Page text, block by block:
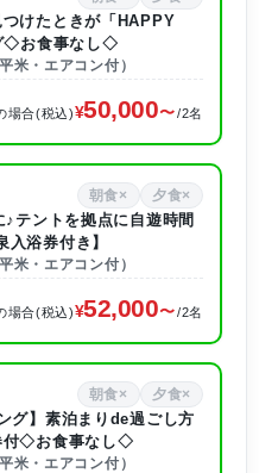
つけたときが「HAPPY
◇お食事なし◇
米・エアコン付）
場合(税込) 50,000 /2名
朝食× 夕食×
♪テントを拠点に自遊時間
浴券付き】
米・エアコン付）
場合(税込) 52,000 /2名
朝食× 夕食×
グ】素泊まりde過ごし方
付◇お食事なし◇
米・エアコン付）